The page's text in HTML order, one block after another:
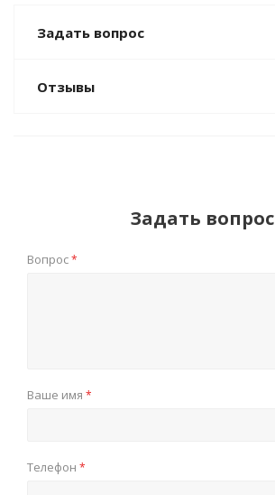
Задать вопрос
Отзывы
Задать вопрос
Вопрос*
Ваше имя *
Телефон *